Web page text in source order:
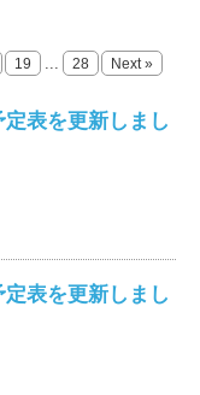
19 ... 28 Next »
表を更新しまし
表を更新しまし